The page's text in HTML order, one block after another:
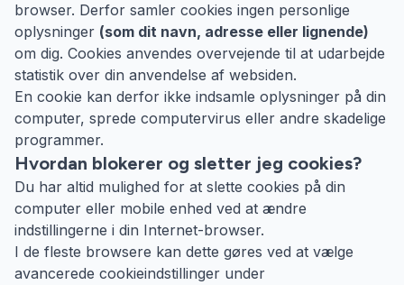
browser. Derfor samler cookies ingen personlige
oplysninger (som dit navn, adresse eller lignende)
om dig. Cookies anvendes overvejende til at udarbejde
statistik over din anvendelse af websiden.
En cookie kan derfor ikke indsamle oplysninger på din
computer, sprede computervirus eller andre skadelige
programmer.
Hvordan blokerer og sletter jeg cookies?
Du har altid mulighed for at slette cookies på din
computer eller mobile enhed ved at ændre
indstillingerne i din Internet-browser.
I de fleste browsere kan dette gøres ved at vælge
avancerede cookieindstillinger under